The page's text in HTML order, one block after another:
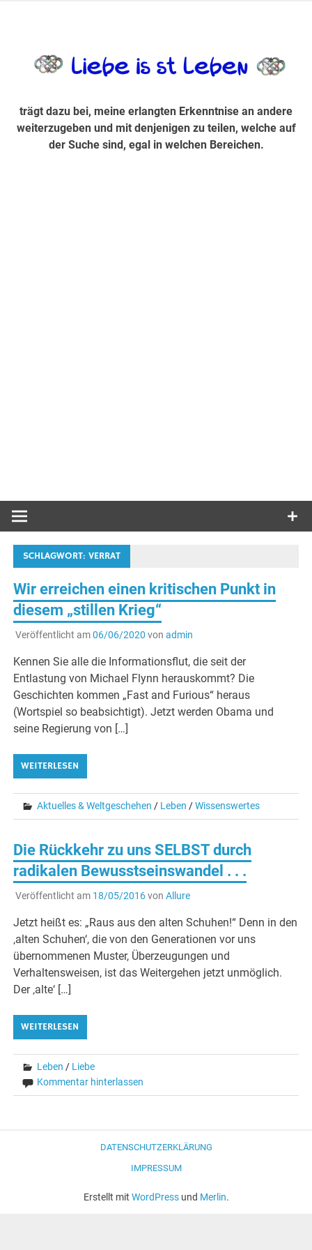
Suche sind, egal in welchen Bereichen.
trägt dazu bei, meine erlangten Erkenntnise an andere
weiterzugeben und mit denjenigen zu teilen, welche auf
der Suche sind, egal in welchen Bereichen.
SCHLAGWORT:VERRAT
Wir erreichen einen kritischen Punkt in
diesem „stillen Krieg“
Veröffentlicht am06/06/2020 von admin
Kennen Sie alle die Informationsflut, die seit der
Entlastung von Michael Flynn herauskommt? Die
Geschichten kommen „Fast and Furious“ heraus
(Wortspiel so beabsichtigt). Jetzt werden Obama und
seine Regierung von […]
WEITERLESEN
Aktuelles & Weltgeschehen / Leben /Wissenswertes
Die Rückkehr zu uns SELBST durch
radikalen Bewusstseinswandel . . .
Veröffentlicht am 18/05/2016von Allure
Jetzt heißt es: „Raus aus den alten Schuhen!“ Denn in den
‚alten Schuhen‘, die von den Generationen vor uns
übernommenen Muster, Überzeugungen und
Verhaltensweisen, ist das Weitergehen jetzt unmöglich.
Der ‚alte‘ […]
WEITERLESEN
Leben / Liebe
Kommentar hinterlassen
DATENSCHUTZERKLÄRUNG
IMPRESSUM
Erstellt mit WordPressund Merlin.